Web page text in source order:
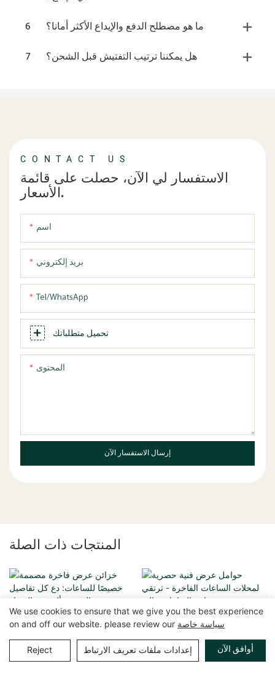
6
ما هو مصطلح الدفع والإيداع الأكثر أمانا؟
7
هل يمكننا ترتيب التفتيش قبل الشحن؟
CONTACT US
الاستفسار لي الآن، حصلت على قائمة
الأسعار.
اسم
بريد إلكتروني
Tel/WhatsApp
تحميل متطلباتك
المحتوى
إرسال الاستفسار الآن
المنتجات ذات الصلة
We use cookies to ensure that we give you the best experience
on and off our website. please review our سياسة خاصة
Reject إعدادات ملفات تعريف الارتباط أوافق الآن